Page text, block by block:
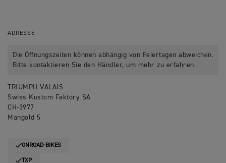
ADRESSE
Die Öffnungszeiten können abhängig von Feiertagen abweichen.
Bitte kontaktieren Sie den Händler, um mehr zu erfahren.
TRIUMPH VALAIS
Swiss Kustom Faktory SA
CH-3977
Mangold 5
ONROAD-BIKES
TXP